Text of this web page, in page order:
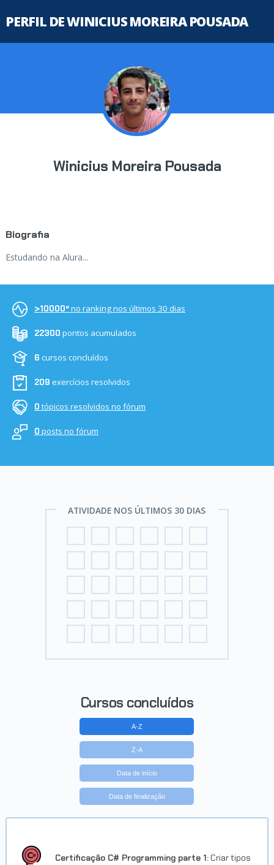
PERFIL DE WINICIUS MOREIRA POUSADA
Winicius Moreira Pousada
Biografia
Estudando na Alura...
>10000ºno ranking nos últimos 30 dias
22300 pontos acumulados
6 cursos concluídos
209 exercícios resolvidos
0 tópicos resolvidos no fórum
0 posts no fórum
ATIVIDADE NOS ÚLTIMOS 30 DIAS
Cursos concluídos
A-Z
Z-A
Data de início
Data de finalização
Certificação C# Programming parte 1: Criar tipos